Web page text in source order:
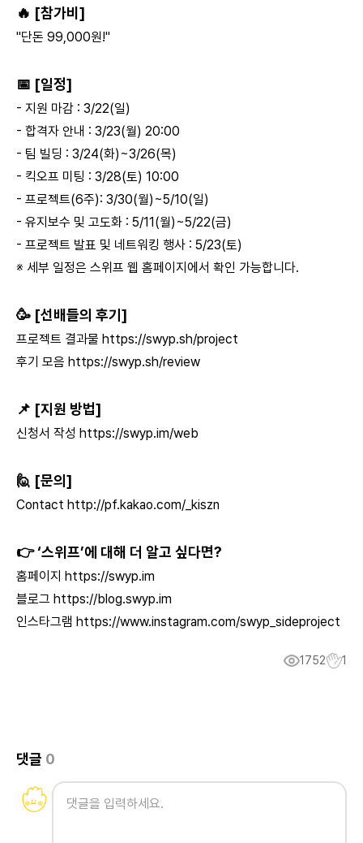
🔥 [참가비]
"단돈 99,000원!"
📅 [일정]
- 지원 마감 : 3/22(일)
- 합격자 안내 : 3/23(월) 20:00
- 팀 빌딩 : 3/24(화)~3/26(목)
- 킥오프 미팅 : 3/28(토) 10:00
- 프로젝트(6주): 3/30(월)~5/10(일)
- 유지보수 및 고도화 : 5/11(월)~5/22(금)
- 프로젝트 발표 및 네트워킹 행사 : 5/23(토)
※ 세부 일정은 스위프 웹 홈페이지에서 확인 가능합니다.
🥳 [선배들의 후기]
프로젝트 결과물 https://swyp.sh/project
후기 모음 https://swyp.sh/review
📌 [지원 방법]
신청서 작성 https://swyp.im/web
🙋 [문의]
Contact http://pf.kakao.com/_kiszn
👉 ‘스위프’에 대해 더 알고 싶다면?
홈페이지 https://swyp.im
블로그 https://blog.swyp.im
인스타그램 https://www.instagram.com/swyp_sideproject
1752 1
댓글 0